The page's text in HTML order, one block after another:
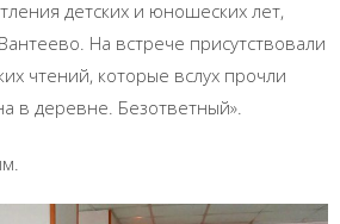
детских и юношеских лет,
На встрече присутствовали
чтений, которые вслух прочли
в деревне. Безответный».